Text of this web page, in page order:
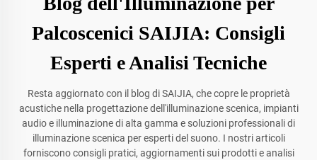
Palcoscenici SAIJIA: Consigli
Esperti e Analisi Tecniche
Resta aggiornato con il blog di SAIJIA, che copre le proprietà
acustiche nella progettazione dell'illuminazione scenica, impianti
audio e illuminazione di alta gamma e soluzioni professionali di
illuminazione scenica per esperti del suono. I nostri articoli
forniscono consigli pratici, aggiornamenti sui prodotti e analisi